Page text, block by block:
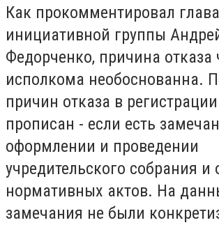
Как прокомментировал глава
инициативной группы
Федорченко, причина отказа
исполкома необоснованна.
причин отказа в
прописан - если есть
оформлении и проведении
учредительского собрания и
нормативных актов. На
замечания не были